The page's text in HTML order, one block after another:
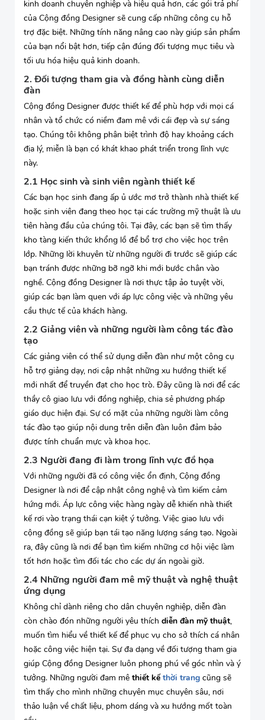
kinh doanh chuyên nghiệp và hiệu quả hơn, các gói trả phí
của Cộng đồng Designer sẽ cung cấp những công cụ hỗ
trợ đặc biệt. Những tính năng nâng cao này giúp sản phẩm
của bạn nổi bật hơn, tiếp cận đúng đối tượng mục tiêu và
tối ưu hóa hiệu quả kinh doanh.
2. Đối tượng tham gia và đồng hành cùng diễn
đàn
Cộng đồng Designer được thiết kế để phù hợp với mọi cá
nhân và tổ chức có niềm đam mê với cái đẹp và sự sáng
tạo. Chúng tôi không phân biệt trình độ hay khoảng cách
địa lý, miễn là bạn có khát khao phát triển trong lĩnh vực
này.
2.1 Học sinh và sinh viên ngành thiết kế
Các bạn học sinh đang ấp ủ ước mơ trở thành nhà thiết kế
hoặc sinh viên đang theo học tại các trường mỹ thuật là ưu
tiên hàng đầu của chúng tôi. Tại đây, các bạn sẽ tìm thấy
kho tàng kiến thức khổng lồ để bổ trợ cho việc học trên
lớp. Những lời khuyên từ những người đi trước sẽ giúp các
bạn tránh được những bỡ ngỡ khi mới bước chân vào
nghề. Cộng đồng Designer là nơi thực tập ảo tuyệt vời,
giúp các bạn làm quen với áp lực công việc và những yêu
cầu thực tế của khách hàng.
2.2 Giảng viên và những người làm công tác đào
tạo
Các giảng viên có thể sử dụng diễn đàn như một công cụ
hỗ trợ giảng dạy, nơi cập nhật những xu hướng thiết kế
mới nhất để truyền đạt cho học trò. Đây cũng là nơi để các
thầy cô giao lưu với đồng nghiệp, chia sẻ phương pháp
giáo dục hiện đại. Sự có mặt của những người làm công
tác đào tạo giúp nội dung trên diễn đàn luôn đảm bảo
được tính chuẩn mực và khoa học.
2.3 Người đang đi làm trong lĩnh vực đồ họa
Với những người đã có công việc ổn định, Cộng đồng
Designer là nơi để cập nhật công nghệ và tìm kiếm cảm
hứng mới. Áp lực công việc hàng ngày dễ khiến nhà thiết
kế rơi vào trạng thái cạn kiệt ý tưởng. Việc giao lưu với
cộng đồng sẽ giúp bạn tái tạo năng lượng sáng tạo. Ngoài
ra, đây cũng là nơi để bạn tìm kiếm những cơ hội việc làm
tốt hơn hoặc tìm đối tác cho các dự án ngoài giờ.
2.4 Những người đam mê mỹ thuật và nghệ thuật
ứng dụng
Không chỉ dành riêng cho dân chuyên nghiệp, diễn đàn
còn chào đón những người yêu thích diễn đàn mỹ thuật,
muốn tìm hiểu về thiết kế để phục vụ cho sở thích cá nhân
hoặc công việc hiện tại. Sự đa dạng về đối tượng tham gia
giúp Cộng đồng Designer luôn phong phú về góc nhìn và ý
tưởng. Những người đam mê thiết kếthời trang cũng sẽ
tìm thấy cho mình những chuyên mục chuyên sâu, nơi
thảo luận về chất liệu, phom dáng và xu hướng mốt toàn